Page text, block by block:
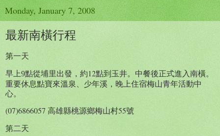
Monday, January 7, 2008
最新南橫行程
第一天
早上9點從埔里出發，約12點到玉井。中餐後正式進入南橫。
重要休息點寶來溫泉、少年溪，晚上住宿梅山青年活動中
心。
(07)6866057 高雄縣桃源鄉梅山村55號
第二天